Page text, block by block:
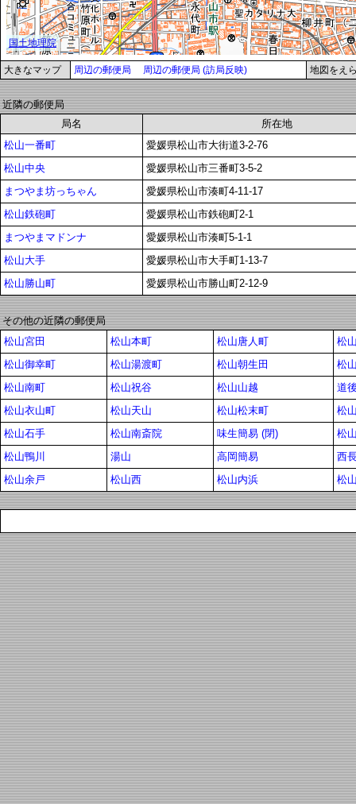
大きなマップ 周辺の郵便局 周辺の郵便局 (訪局反映) 地図をえ
近隣の郵便局
局名
所在地
松山一番町
愛媛県松山市大街道3-2-76
松山中央
愛媛県松山市三番町3-5-2
まつやま坊っちゃん
愛媛県松山市湊町4-11-17
松山鉄砲町
愛媛県松山市鉄砲町2-1
まつやまマドンナ
愛媛県松山市湊町5-1-1
松山大手
愛媛県松山市大手町1-13-7
松山勝山町
愛媛県松山市勝山町2-12-9
その他の近隣の郵便局
松山宮田
松山本町 松山唐人町
松
松山御幸町
松山湯渡町 松山朝生田
松
松山南町
松山祝谷 松山山越
道
松山衣山町
松山天山 松山松末町
松
松山石手
松山南斎院 味生簡易 (閉)
松
松山鴨川
湯山 高岡簡易
西
松山余戸
松山西 松山内浜 松